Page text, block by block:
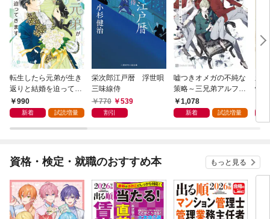
転生したら元弟が生き
返りと結婚を迫ってき
ます【電子書籍限定
版】
990
新着 試読増量
栄次郎江戸暦 浮世唄
三味線侍
770
539
割引
嘘つきオメガの不純な
策略～三兄弟アルファ
と箱庭の恋～【電子書
籍限定版】
1,078
新着 試読増量
新
情
資格・検定・就職のおすすめ本 もっと見る